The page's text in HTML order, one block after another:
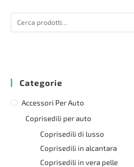
Categorie
Accessori Per Auto
Coprisedili per auto
Coprisedili di lusso
Coprisedili in alcantara
Coprisedili in vera pelle